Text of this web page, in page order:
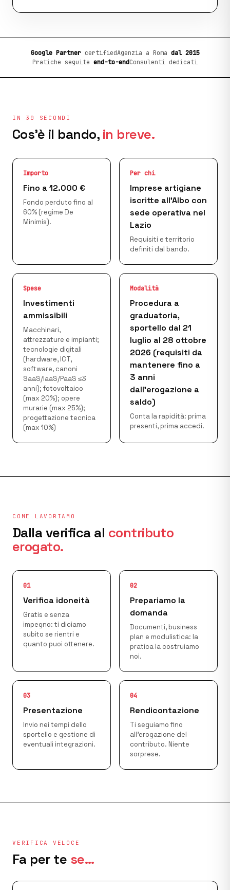
Google PartnercertifiedAgenzia a Roma dal 2015
Pratiche seguite end-to-endConsulenti dedicati
IN 30 SECONDI
Cos'è il bando, in breve.
Importo
Fino a 12.000 €
Fondo perduto fino al
60% (regime De
Minimis).
Per chi
Imprese artigiane
iscritte all’Albo con
sede operativa nel
Lazio
Requisiti e territorio
definiti dal bando.
Spese
Investimenti
ammissibili
Macchinari,
attrezzature e impianti;
tecnologie digitali
(hardware, ICT,
software, canoni
SaaS/IaaS/PaaS ≤3
anni); fotovoltaico
(max 20%); opere
murarie (max 25%);
progettazione tecnica
(max 10%)
Modalità
Procedura a
graduatoria,
sportello dal 21
luglio al 28 ottobre
2026 (requisiti da
mantenere fino a
3 anni
dall’erogazione a
saldo)
Conta la rapidità: prima
presenti, prima accedi.
COME LAVORIAMO
Dalla verifica al contributo
erogato.
01
Verifica idoneità
Gratis e senza
impegno: ti diciamo
subito se rientri e
quanto puoi ottenere.
02
Prepariamo la
domanda
Documenti, business
plan e modulistica: la
pratica la costruiamo
noi.
03
Presentazione
Invio nei tempi dello
sportello e gestione di
eventuali integrazioni.
04
Rendicontazione
Ti seguiamo fino
all'erogazione del
contributo. Niente
sorprese.
VERIFICA VELOCE
Fa per te se…